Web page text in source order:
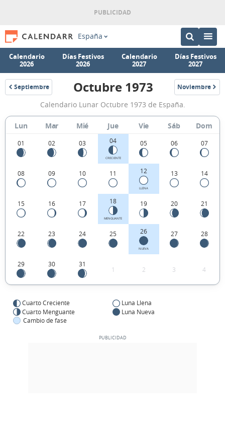
España
Calendario
2026
Días Festivos
2026
Calendario
2027
Días Festivos
2027
Septiembre
1973
Calendario
Lunar
Octubre
1973
de
España.
Octubre 1973 Noviembre
1973
Calendario Lunar Octubre 1973 de España.
Lun Mar Mié Jue Vie Sáb Dom
01 02 03 04
CRECIENTE
05 06 07
08 09 10 11 12
LLENA
13 14
15 16 17 18
MENGUANTE
19 20 21
22 23 24 25 26
NUEVA
27 28
29 30 31
1 2 3 4
Cuarto Creciente
Luna Llena
Cuarto Menguante
Luna Nueva
Cambio de fase